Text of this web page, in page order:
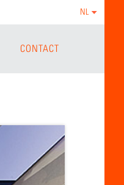
NL
CONTACT